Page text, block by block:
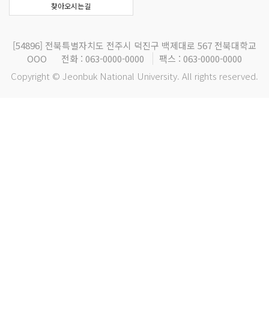
찾아오시는길
[54896] 전북특별자치도 전주시 덕진구 백제대로 567 전북대학교
OOO
전화 : 063-0000-0000
팩스 : 063-0000-0000
Copyright © Jeonbuk National University. All rights reserved.